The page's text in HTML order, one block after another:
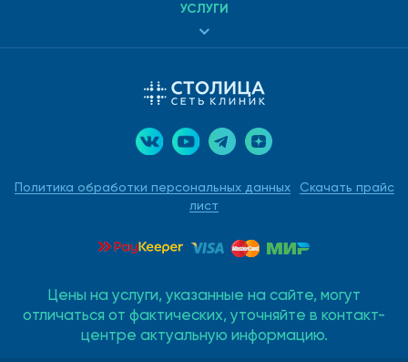
Политика обработки персональных данных
Скачать прайс
лист
УСЛУГИ
Цены на услуги, указанные на сайте, могут
отличаться от фактических, уточняйте в контакт-
центре актуальную информацию.